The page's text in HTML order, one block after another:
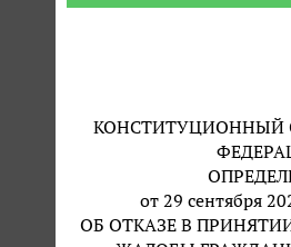
КОНСТИТУЦИОННЫЙ
от 29 сентября
ОБ ОТКАЗЕ В